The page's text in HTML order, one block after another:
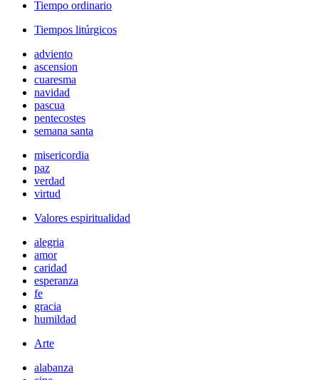
Tiempo ordinario
Tiempos litúrgicos
adviento
ascension
cuaresma
navidad
pascua
pentecostes
semana santa
misericordia
paz
verdad
virtud
Valores espiritualidad
alegria
amor
caridad
esperanza
fe
gracia
humildad
Arte
alabanza